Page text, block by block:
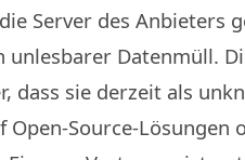
Server des
unlesbarer Datenmüll.
dass sie derzeit als
Open-Source-